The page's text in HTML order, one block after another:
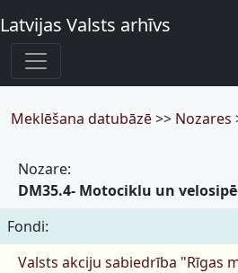
Latvijas Valsts arhīvs
Meklēšana datubāzē>> Nozares
Nozare:
DM35.4- Motociklu un
Fondi:
Valsts akciju sabiedrība "Rīgas